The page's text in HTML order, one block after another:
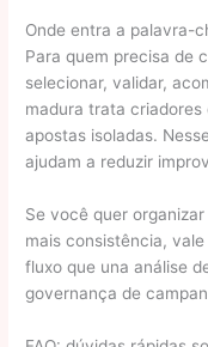
Onde entra a palavra-
Para quem precisa de
selecionar, validar,
madura trata
apostas isoladas.
ajudam a reduzir
Se você quer
mais consistência,
fluxo que una análise
governança de